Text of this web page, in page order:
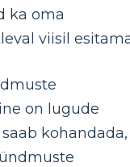
ka oma
viisil
on lugude
kohandada,